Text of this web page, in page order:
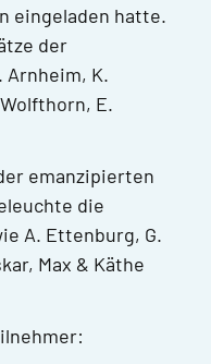
eingeladen hatte.
der
Arnheim, K.
E.
emanzipierten
die
A. Ettenburg, G.
Max & Käthe